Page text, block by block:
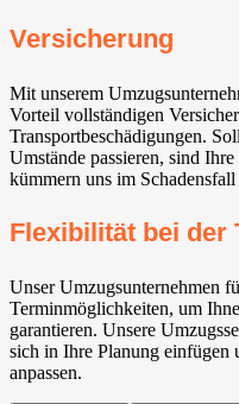
Versicherung
Mit unserem
Vorteil vollständigen
Transportbeschädigungen.
Umstände passieren, sind
kümmern uns im
Flexibilität bei der
Unser Umzugsunternehmen
Terminmöglichkeiten, um
garantieren. Unsere
sich in Ihre Planung einfügen
anpassen.